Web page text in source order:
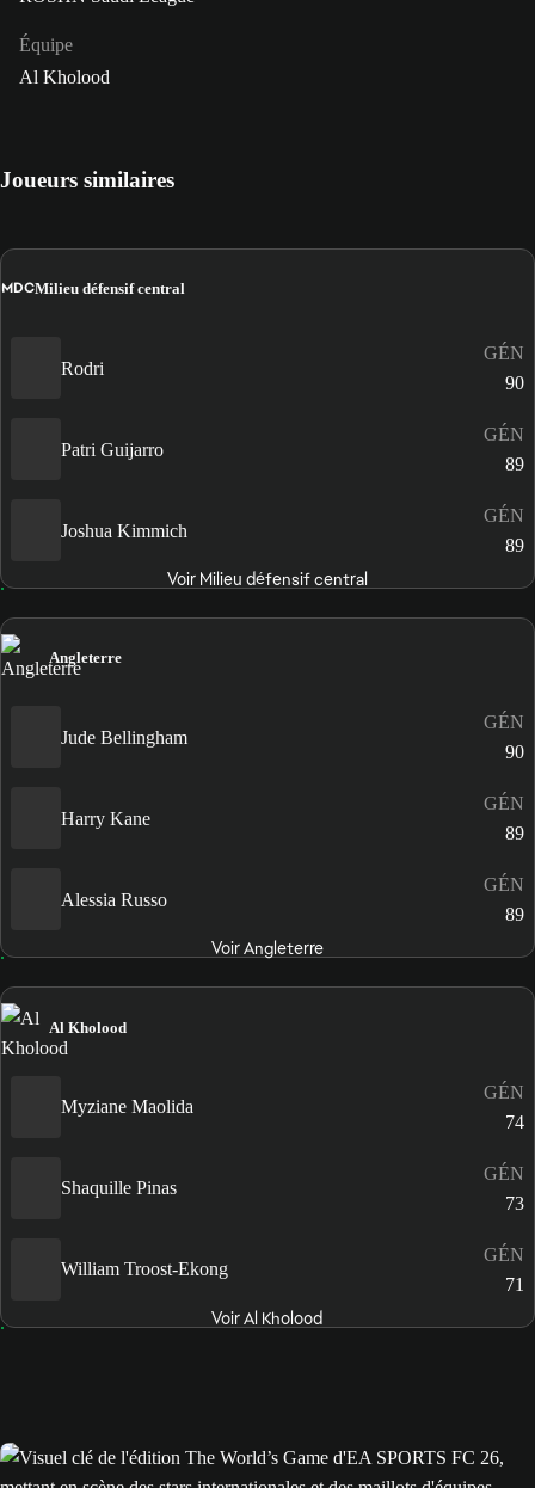
Équipe
Al Kholood
Joueurs similaires
MDCMilieu défensif central
Rodri
GÉN
90
Patri Guijarro
GÉN
89
Joshua Kimmich
GÉN
89
Voir Milieu défensif central
Angleterre
Jude Bellingham
GÉN
90
Harry Kane
GÉN
89
Alessia Russo
GÉN
89
Voir Angleterre
Al Kholood
Myziane Maolida
GÉN
74
Shaquille Pinas
GÉN
73
William Troost-Ekong
GÉN
71
Voir Al Kholood